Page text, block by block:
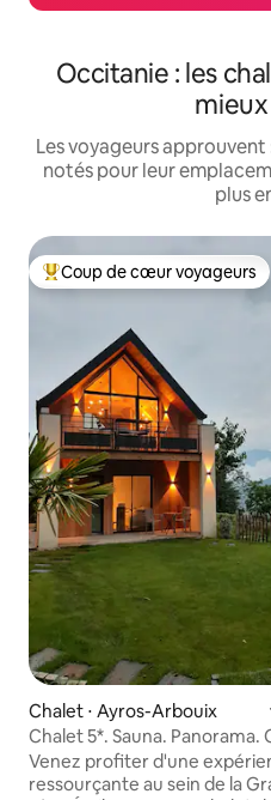
Occitanie : les
Les voyageurs
notés pour leur
plus
Coups de cœur voyageurs
Coup de cœur voyageurs
Chalet ⋅ Ayros-Arbouix
Chalet 5*. Sauna. Panorama.
électrique
Venez profiter d'une
ressourçante au sein de la